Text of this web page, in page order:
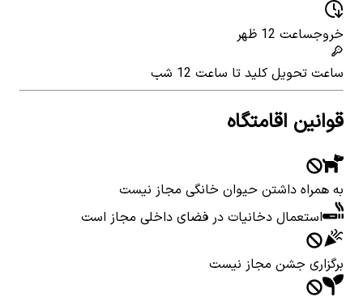
خروجساعت 12 ظهر
ساعت تحویل کلید تا ساعت 12 شب
قوانین اقامتگاه
به همراه داشتن حیوان خانگی مجاز نیست
استعمال دخانیات در فضای داخلی مجاز است
برگزاری جشن مجاز نیست